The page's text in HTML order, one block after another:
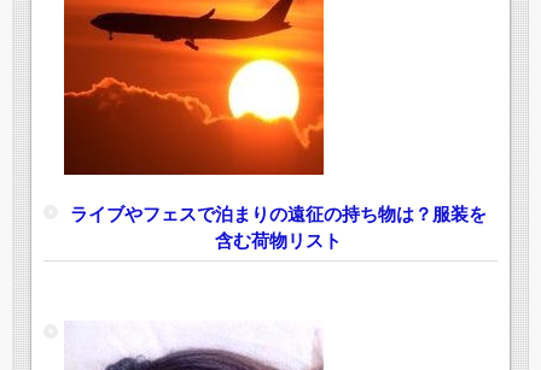
ライブやフェスで泊まりの遠征の持ち物は？服装を
含む荷物リスト